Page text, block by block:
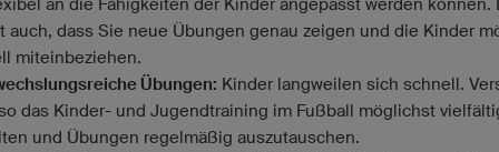
an die Fähigkeiten der Kinder angepasst werden können.
auch, dass Sie neue Übungen genau zeigen und die Kinder
miteinbeziehen.
Übungen: Kinder langweilen sich schnell.
das Kinder- und Jugendtraining im Fußball möglichst
und Übungen regelmäßig auszutauschen.